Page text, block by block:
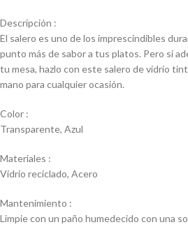
Descripción :
El salero es uno de los imprescindibles
punto más de sabor a tus platos. Pero si
tu mesa, hazlo con este salero de vidrio
mano para cualquier ocasión.
Color :
Transparente, Azul
Materiales :
Vidrio reciclado, Acero
Mantenimiento :
Limpie con un paño humedecido con una